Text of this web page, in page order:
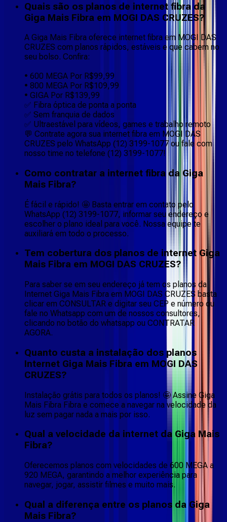
Quais são os planos de internet fibra da
Giga Mais Fibra em MOGI DAS CRUZES?
A Giga Mais Fibra oferece internet fibra em MOGI DAS
CRUZES com planos rápidos, estáveis e que cabem no
seu bolso. Confira:
• 600 MEGA Por R$99,99
• 800 MEGA Por R$109,99
• GIGA Por R$139,99
✅ Fibra óptica de ponta a ponta
✅ Sem franquia de dados
✅ Ultraestável para vídeos, games e trabalho remoto
💬 Contrate agora sua internet fibra em MOGI DAS
CRUZES pelo WhatsApp (12) 3199-1077 ou fale com
nosso time no telefone (12) 3199-1077!
Como contratar a internet fibra da Giga
Mais Fibra?
É fácil e rápido! 🤩 Basta entrar em contato pelo
WhatsApp (12) 3199-1077, informar seu endereço e
escolher o plano ideal para você. Nossa equipe te
auxiliará em todo o processo.
Tem cobertura dos planos de internet Giga
Mais Fibra em MOGI DAS CRUZES?
Para saber se em seu endereço já tem os planos da
Internet Giga Mais Fibra em MOGI DAS CRUZES basta
clicar em CONSULTAR e digitar seu CEP e número ou
fale no Whatsapp com um de nossos consultores,
clicando no botão do whatsapp ou CONTRATAR
AGORA.
Quanto custa a instalação dos planos
Internet Giga Mais Fibra em MOGI DAS
CRUZES?
Instalação grátis para todos os planos! 🤩 Assine Giga
Mais Fibra Fibra e comece a navegar na velocidade da
luz sem pagar nada a mais por isso.
Qual a velocidade da internet da Giga Mais
Fibra?
Oferecemos planos com velocidades de 600 MEGA a
920 MEGA, garantindo a melhor experiência para
navegar, jogar, assistir filmes e muito mais.
Qual a diferença entre os planos da Giga
Mais Fibra?